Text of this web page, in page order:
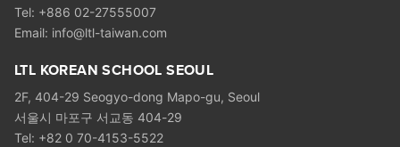
Tel: +886 02-27555007
Email: info@ltl-taiwan.com
LTL KOREAN SCHOOL SEOUL
2F, 404-29 Seogyo-dong Mapo-gu, Seoul
서울시 마포구 서교동 404-29
Tel: +82 0 70-4153-5522